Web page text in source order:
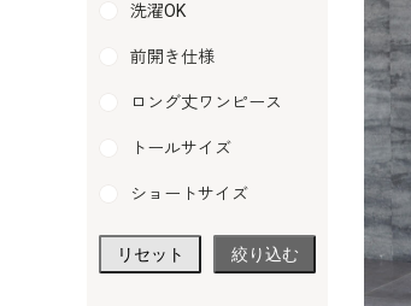
洗濯OK
前開き仕様
ロング丈ワンピース
トールサイズ
ショートサイズ
リセット 絞り込む